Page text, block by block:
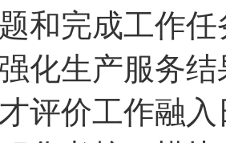
和完成工作
化生产服务
评价工作融